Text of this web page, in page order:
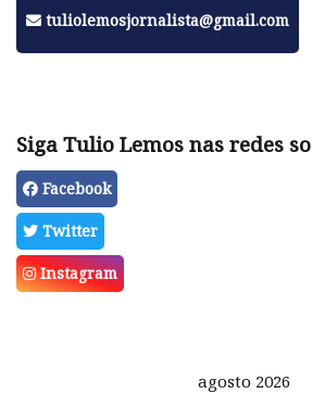
tuliolemosjornalista@gmail.com
Siga Tulio Lemos nas redes
Facebook
Twitter
Instagram
agosto 2026